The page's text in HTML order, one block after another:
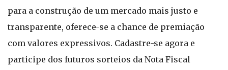
para a construção de um mercado mais justo e
transparente, oferece-se a chance de premiação
com valores expressivos. Cadastre-se agora e
participe dos futuros sorteios da Nota Fiscal